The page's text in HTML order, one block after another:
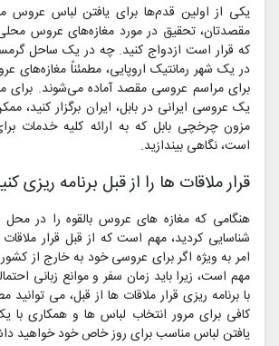
یکی از اولین قدم‌ها برای یافتن لباس عروس
مقصدتان، تحقیق در مورد مغازه‌های عروس
که قرار است ازدواج کنید. چه در یک ساحل
در یک شهر رمانتیک اروپایی، مطمئناً مغازه‌های
برای مراسم عروسی مقصد آماده می‌شوند. برای
یک عروسی ایرانی در بابل، ایران برگزار کنید،
مزون چرخچی بابل که به ارائه کلیه خدمات
است، نگاهی بیندازید.
قرار ملاقات ها را از قبل برنامه ریزی
هنگامی که مغازه های عروس بالقوه را در
شناسایی کردید، مهم است که از قبل قرار
امر به ویژه اگر برای عروسی خود به خارج از
مهم است، زیرا باید زمان سفر و موانع زبانی
با برنامه ریزی قرار ملاقات ها از قبل، می
کافی برای مرور انتخاب لباس ها و همکاری با
یافتن لباس مناسب برای روز خاص خود خواهید